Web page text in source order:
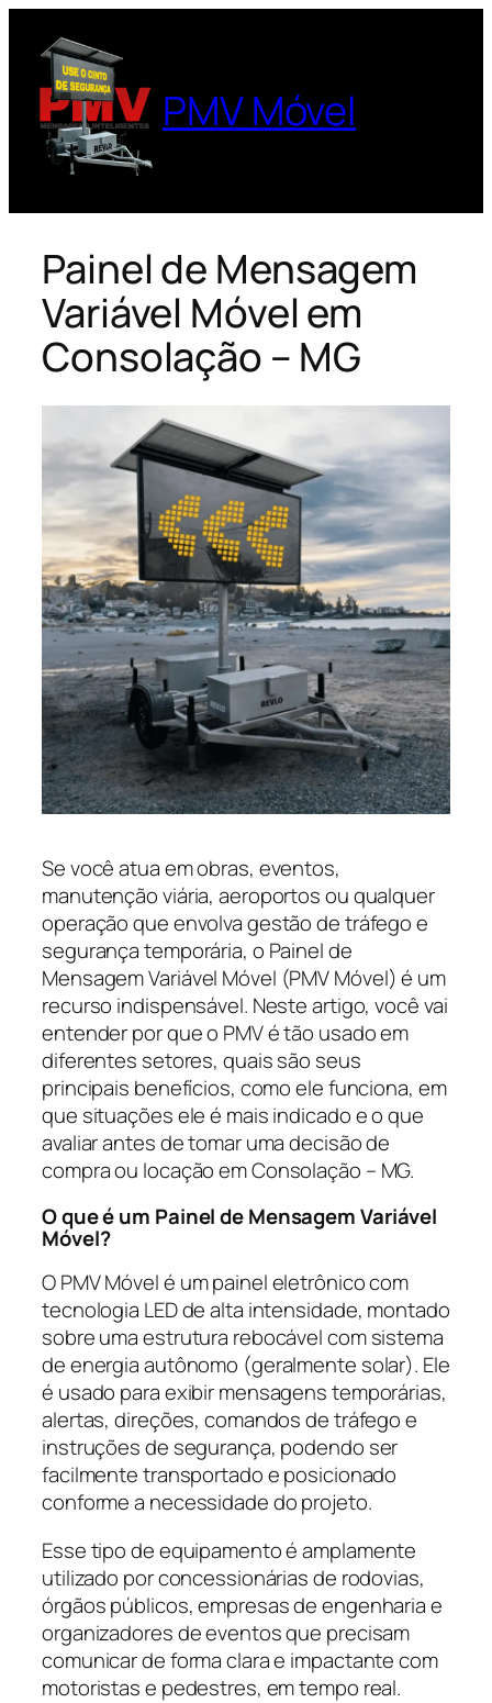
para
conteúdo
PMV Móvel
Painel de Mensagem
Variável Móvel em
Consolação – MG
Se você atua em obras, eventos,
manutenção viária, aeroportos ou qualquer
operação que envolva gestão de tráfego e
segurança temporária, o Painel de
Mensagem Variável Móvel (PMV Móvel) é um
recurso indispensável. Neste artigo, você vai
entender por que o PMV é tão usado em
diferentes setores, quais são seus
principais benefícios, como ele funciona, em
que situações ele é mais indicado e o que
avaliar antes de tomar uma decisão de
compra ou locação em Consolação – MG.
O que é um Painel de Mensagem Variável
Móvel?
O PMV Móvel é um painel eletrônico com
tecnologia LED de alta intensidade, montado
sobre uma estrutura rebocável com sistema
de energia autônomo (geralmente solar). Ele
é usado para exibir mensagens temporárias,
alertas, direções, comandos de tráfego e
instruções de segurança, podendo ser
facilmente transportado e posicionado
conforme a necessidade do projeto.
Esse tipo de equipamento é amplamente
utilizado por concessionárias de rodovias,
órgãos públicos, empresas de engenharia e
organizadores de eventos que precisam
comunicar de forma clara e impactante com
motoristas e pedestres, em tempo real.